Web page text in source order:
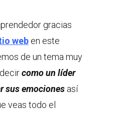
gracias
weben este
de un tema muy
como un líder
sus emocionesasí
veas todo el